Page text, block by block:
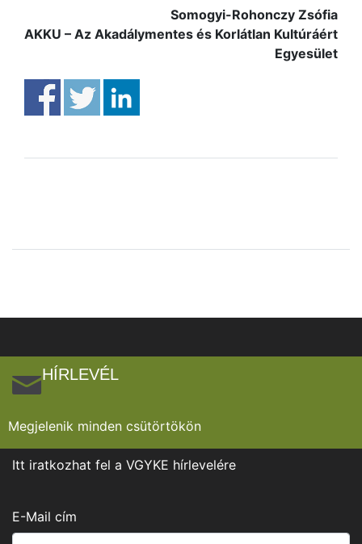
Somogyi-Rohonczy Zsófia
AKKU – Az Akadálymentes és Korlátlan Kultúráért
Egyesület
HÍRLEVÉL
Megjelenik minden csütörtökön
Itt iratkozhat fel a VGYKE hírlevelére
E-Mail cím